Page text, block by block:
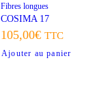
Fibres longues
COSIMA 17
105,00€ TTC
Ajouter au panier